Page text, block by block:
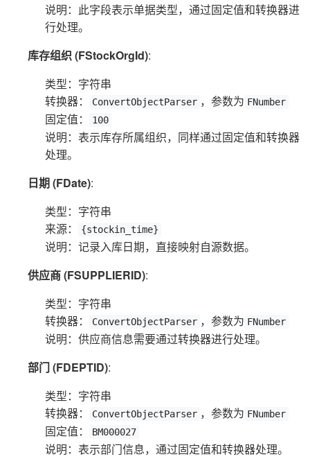
说明：此字段表示单据类型，通过固定值和转换器进
行处理。
库存组织 (FStockOrgId):
类型：字符串
转换器：
ConvertObjectParser ，参数为 FNumber
固定值： 100
说明：表示库存所属组织，同样通过固定值和转换器
处理。
日期 (FDate):
类型：字符串
来源：
{stockin_time}
说明：记录入库日期，直接映射自源数据。
供应商 (FSUPPLIERID):
类型：字符串
转换器：
ConvertObjectParser ，参数为 FNumber
说明：供应商信息需要通过转换器进行处理。
部门 (FDEPTID):
类型：字符串
转换器：
ConvertObjectParser ，参数为 FNumber
固定值： BM000027
说明：表示部门信息，通过固定值和转换器处理。